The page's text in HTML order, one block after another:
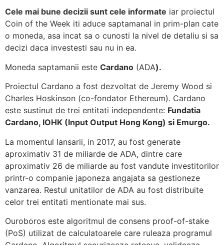
Cele mai bune decizii sunt cele informate iar proiectul
Coin of the Week iti aduce saptamanal in prim-plan cate
o moneda, asa incat sa o cunosti la nivel de detaliu si sa
decizi daca investesti sau nu in ea.
Moneda saptamanii este Cardano (ADA).
Proiectul Cardano a fost dezvoltat de Jeremy Wood si
Charles Hoskinson (co-fondator Ethereum). Cardano
este sustinut de trei entitati independente: Fundatia
Cardano, IOHK (Input Output Hong Kong) si Emurgo.
La momentul lansarii, in 2017, au fost generate
aproximativ 31 de miliarde de ADA, dintre care
aproximativ 26 de miliarde au fost vandute investitorilor
printr-o companie japoneza angajata sa gestioneze
vanzarea. Restul unitatilor de ADA au fost distribuite
celor trei entitati mentionate mai sus.
Ouroboros este algoritmul de consens proof-of-stake
(PoS) utilizat de calculatoarele care ruleaza programul